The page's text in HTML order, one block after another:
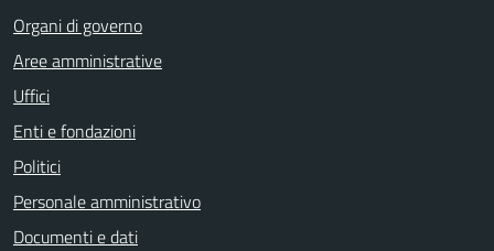
Organi di governo
Aree amministrative
Uffici
Enti e fondazioni
Politici
Personale amministrativo
Documenti e dati